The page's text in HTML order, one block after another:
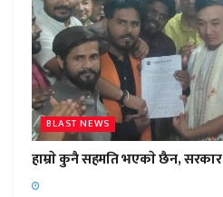
BLAST NEWS
हाम्राे कुनै सहमति भएकाे छैन, सरकार